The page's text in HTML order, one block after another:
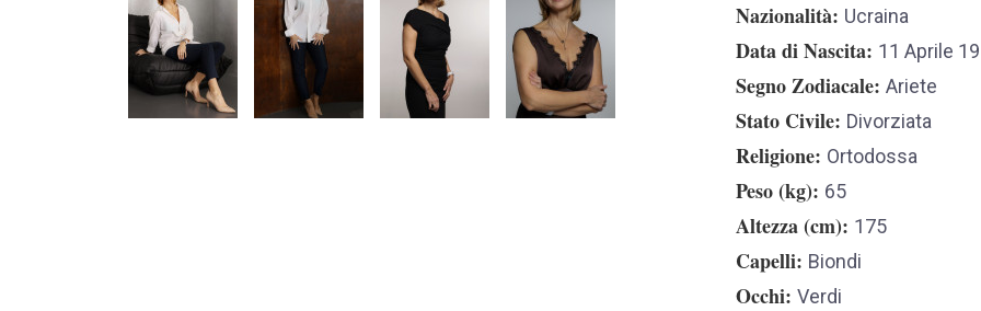
Nazionalità Ucraina
Data di Nascita 11 Aprile
Segno Zodiacale Ariete
Stato Civile Divorziata
Religione Ortodossa
Peso (kg) 65
Altezza (cm) 175
Capelli Biondi
Occhi Verdi